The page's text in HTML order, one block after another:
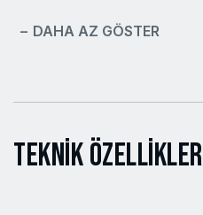
− DAHA AZ GÖSTER
Teknik Özellikler